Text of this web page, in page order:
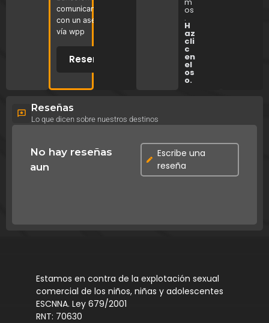
comunicandote
con un asesor
vía wpp
Reservar
os
.
H
az
cli
c
en
el
os
o.
Reseñas
Lo que dicen sobre nuestros destinos
No hay reseñas
aun
Escribe una
reseña
Estamos en contra de la explotación sexual
comercial de los niños, niñas y adolescentes
ESCNNA. Ley 679/2001
RNT: 70630